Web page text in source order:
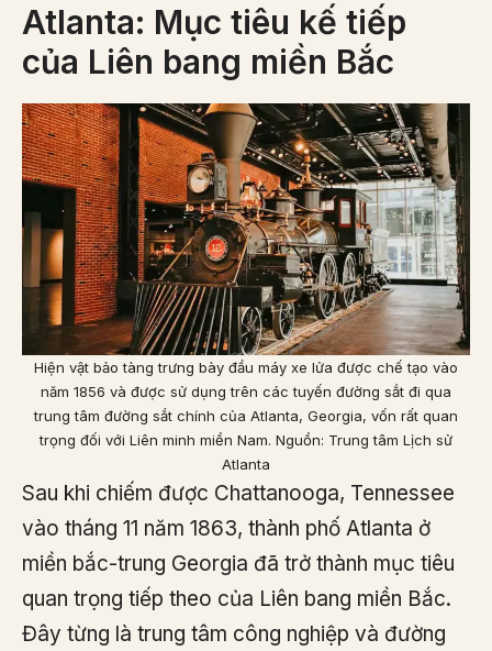
Atlanta: Mục tiêu kế tiếp
của Liên bang miền Bắc
Hiện vật bảo tàng trưng bày đầu máy xe lửa được chế tạo vào
năm 1856 và được sử dụng trên các tuyến đường sắt đi qua
trung tâm đường sắt chính của Atlanta, Georgia, vốn rất quan
trọng đối với Liên minh miền Nam. Nguồn: Trung tâm Lịch sử
Atlanta
Sau khi chiếm được Chattanooga, Tennessee
vào tháng 11 năm 1863, thành phố Atlanta ở
miền bắc-trung Georgia đã trở thành mục tiêu
quan trọng tiếp theo của Liên bang miền Bắc.
Đây từng là trung tâm công nghiệp và đường